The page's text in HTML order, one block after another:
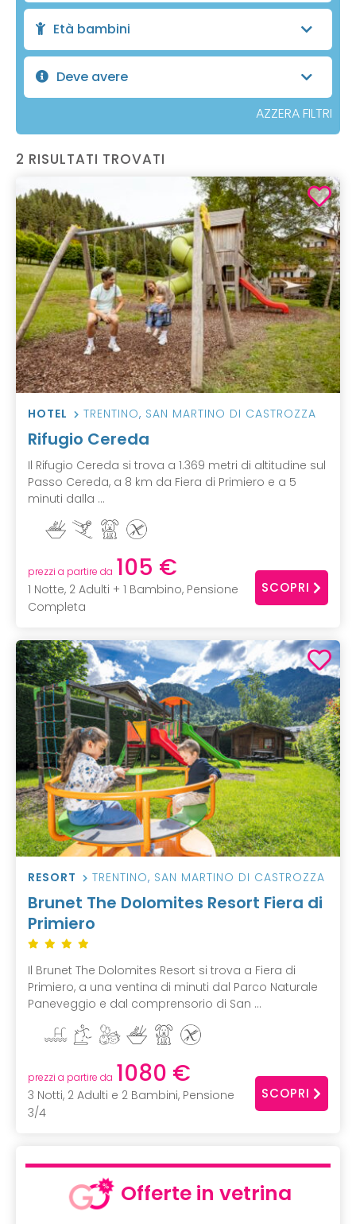
Età bambini
Deve avere
AZZERA FILTRI
2 RISULTATI TROVATI
HOTEL TRENTINO, SAN MARTINO DI CASTROZZA
Rifugio Cereda
Il Rifugio Cereda si trova a 1.369 metri di altitudine sul
Passo Cereda, a 8 km da Fiera di Primiero e a 5
minuti dalla ...
prezzi a partire da 105 €
1 Notte, 2 Adulti + 1 Bambino, Pensione
Completa
SCOPRI
RESORT TRENTINO, SAN MARTINO DI CASTROZZA
Brunet The Dolomites Resort Fiera di
Primiero
Il Brunet The Dolomites Resort si trova a Fiera di
Primiero, a una ventina di minuti dal Parco Naturale
Paneveggio e dal comprensorio di San ...
prezzi a partire da 1080 €
3 Notti, 2 Adulti e 2 Bambini, Pensione
3/4
SCOPRI
Offerte in vetrina